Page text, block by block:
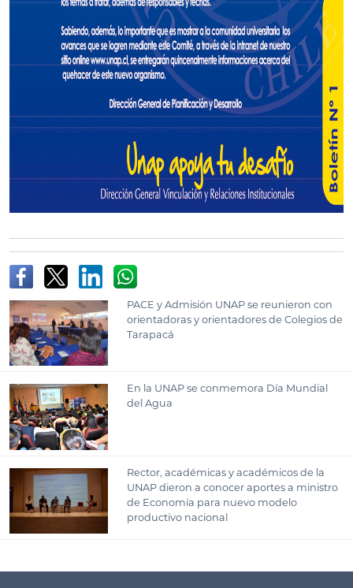
PACE y Admisión UNAP se reunieron con
orientadoras y orientadores de Colegios de
Tarapacá
En la UNAP se conmemora Día Mundial
del Agua
Rector, académicas y académicos de la
UNAP dieron a conocer aportes a ministro
de Economía para nuevo modelo
productivo nacional